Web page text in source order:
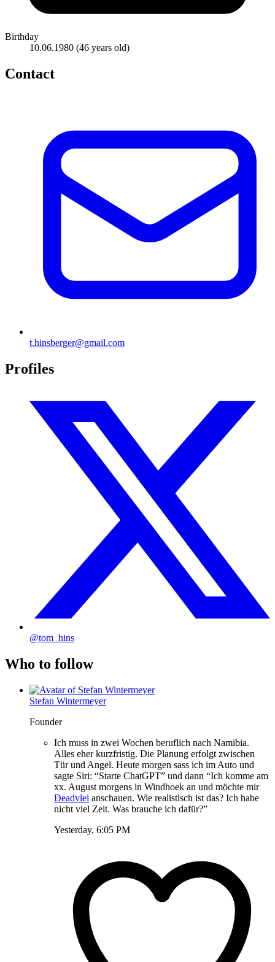
Birthday
10.06.1980 (46 years old)
Contact
t.hinsberger@gmail.com
Profiles
@tom_hins
Who to follow
Stefan Wintermeyer
Founder
Ich muss in zwei Wochen beruflich nach Namibia.
Alles eher kurzfristig. Die Planung erfolgt zwischen
Tür und Angel. Heute morgen sass ich im Auto und
sagte Siri: “Starte ChatGPT” und dann “Ich komme am
xx. August morgens in Windhoek an und möchte mir
Deadvlei anschauen. Wie realistisch ist das? Ich habe
nicht viel Zeit. Was brauche ich dafür?”
Yesterday, 6:05 PM